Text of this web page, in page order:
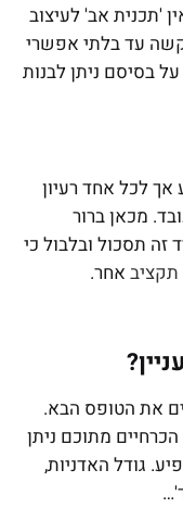
'תכנית אב' לעיצוב
עד בלתי אפשרי
בסיסם ניתן לבנות
3 בעלי מקצוע אך לכל אחד רעיון
מכאן ברור
תסכול ובלבול כי
תקציב אחר.
את הטופס הבא.
מתוכם ניתן
גודל האדניות,